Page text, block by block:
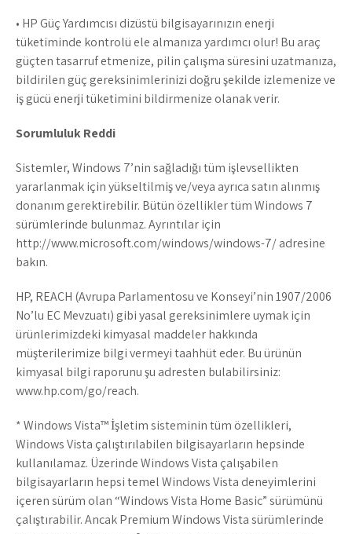
• HP Güç Yardımcısı dizüstü bilgisayarınızın enerji
tüketiminde kontrolü ele almanıza yardımcı olur! Bu araç
güçten tasarruf etmenize, pilin çalışma süresini uzatmanıza,
bildirilen güç gereksinimlerinizi doğru şekilde izlemenize ve
iş gücü enerji tüketimini bildirmenize olanak verir.
Sorumluluk Reddi
Sistemler, Windows 7’nin sağladığı tüm işlevsellikten
yararlanmak için yükseltilmiş ve/veya ayrıca satın alınmış
donanım gerektirebilir. Bütün özellikler tüm Windows 7
sürümlerinde bulunmaz. Ayrıntılar için
http://www.microsoft.com/windows/windows-7/ adresine
bakın.
HP, REACH (Avrupa Parlamentosu ve Konseyi’nin 1907/2006
No’lu EC Mevzuatı) gibi yasal gereksinimlere uymak için
ürünlerimizdeki kimyasal maddeler hakkında
müşterilerimize bilgi vermeyi taahhüt eder. Bu ürünün
kimyasal bilgi raporunu şu adresten bulabilirsiniz:
www.hp.com/go/reach.
* Windows Vista™ İşletim sisteminin tüm özellikleri,
Windows Vista çalıştırılabilen bilgisayarların hepsinde
kullanılamaz. Üzerinde Windows Vista çalışabilen
bilgisayarların hepsi temel Windows Vista deneyimlerini
içeren sürüm olan “Windows Vista Home Basic” sürümünü
çalıştırabilir. Ancak Premium Windows Vista sürümlerinde